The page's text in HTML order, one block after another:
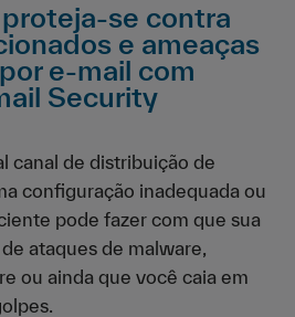
se contra
e ameaças
e-mail com
Security
canal de distribuição de
configuração inadequada ou
pode fazer com que sua
ataques de malware,
ou ainda que você caia em